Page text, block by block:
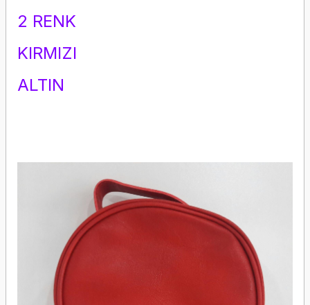
2 RENK
KIRMIZI
ALTIN